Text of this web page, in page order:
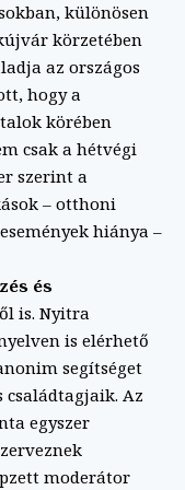
különösen
körzetében
az országos
hogy a
körében
csak a hétvégi
szerint a
– otthoni
hiánya –
és
is. Nyitra
is elérhető
segítséget
családtagjaik. Az
egyszer
moderátor